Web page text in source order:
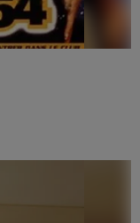
électro au
Dup